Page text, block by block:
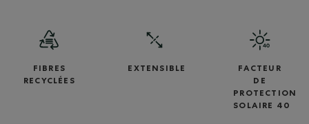
FIBRES
RECYCLÉES
EXTENSIBLE
FACTEUR
DE
PROTECTION
SOLAIRE 40